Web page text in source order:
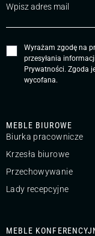
MEBLE BIUROWE
Biurka pracownicze
Krzesła biurowe
Przechowywanie
Lady recepcyjne
MEBLE
Wyrażam zgodę na
przesyłania
Prywatności. Zgoda
wycofana.